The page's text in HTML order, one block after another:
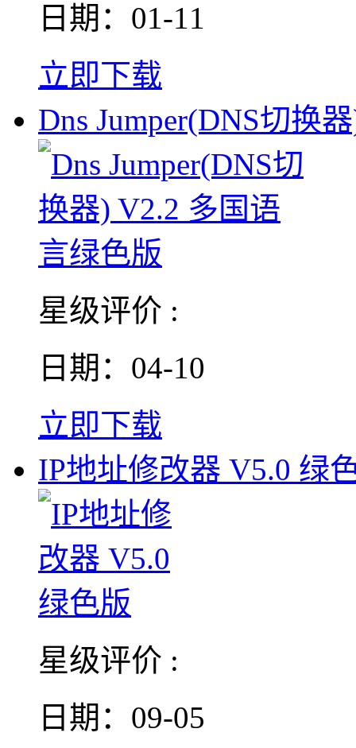
日期：01-11
立即下载
Dns Jumper(DNS切换
星级评价 :
日期：04-10
立即下载
IP地址修改器 V5.0 绿
星级评价 :
日期：09-05